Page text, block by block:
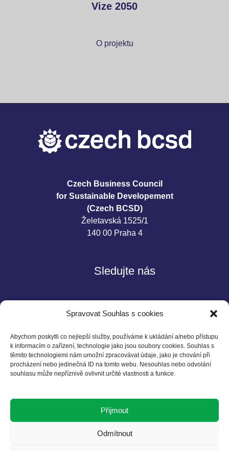
Spravovat Souhlas s cookies
Abychom poskytli co nejlepší služby, používáme k ukládání a/nebo přístupu
k informacím o zařízení, technologie jako jsou soubory cookies. Souhlas s
těmito technologiemi nám umožní zpracovávat údaje, jako je chování při
procházení nebo jedinečná ID na tomto webu. Nesouhlas nebo odvolání
souhlasu může nepříznivě ovlivnit určité vlastnosti a funkce.
Přijmout
Odmítnout
Vize 2050
O projektu
Czech Business Council
for Sustainable Developement
(Czech BCSD)
Želetavská 1525/1
140 00 Praha 4
Sledujte nás
Kontakt
140 00 Praha 4
E: info@cbcsd.cz